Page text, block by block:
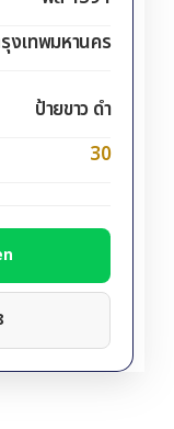
งเทพมหานคร
ป้ายขาว ดำ
30